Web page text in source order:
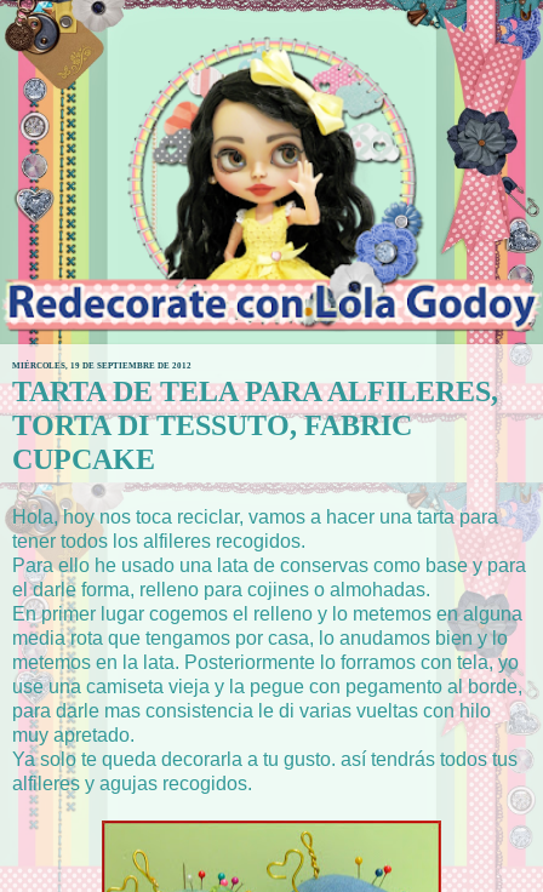
MIÉRCOLES, 19 DE SEPTIEMBRE DE 2012
TARTA DE TELA PARA ALFILERES,
TORTA DI TESSUTO, FABRIC
CUPCAKE
Hola, hoy nos toca reciclar, vamos a hacer una tarta para
tener todos los alfileres recogidos.
Para ello he usado una lata de conservas como base y para
el darle forma, relleno para cojines o almohadas.
En primer lugar cogemos el relleno y lo metemos en alguna
media rota que tengamos por casa, lo anudamos bien y lo
metemos en la lata. Posteriormente lo forramos con tela, yo
use una camiseta vieja y la pegue con pegamento al borde,
para darle mas consistencia le di varias vueltas con hilo
muy apretado.
Ya solo te queda decorarla a tu gusto. así tendrás todos tus
alfileres y agujas recogidos.